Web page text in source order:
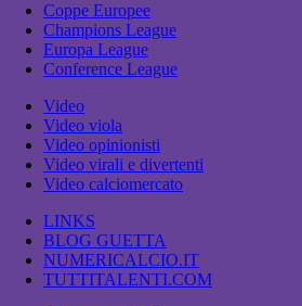
Coppe Europee
Champions League
Europa League
Conference League
Video
Video viola
Video opinionisti
Video virali e divertenti
Video calciomercato
LINKS
BLOG GUETTA
NUMERICALCIO.IT
TUTTITALENTI.COM